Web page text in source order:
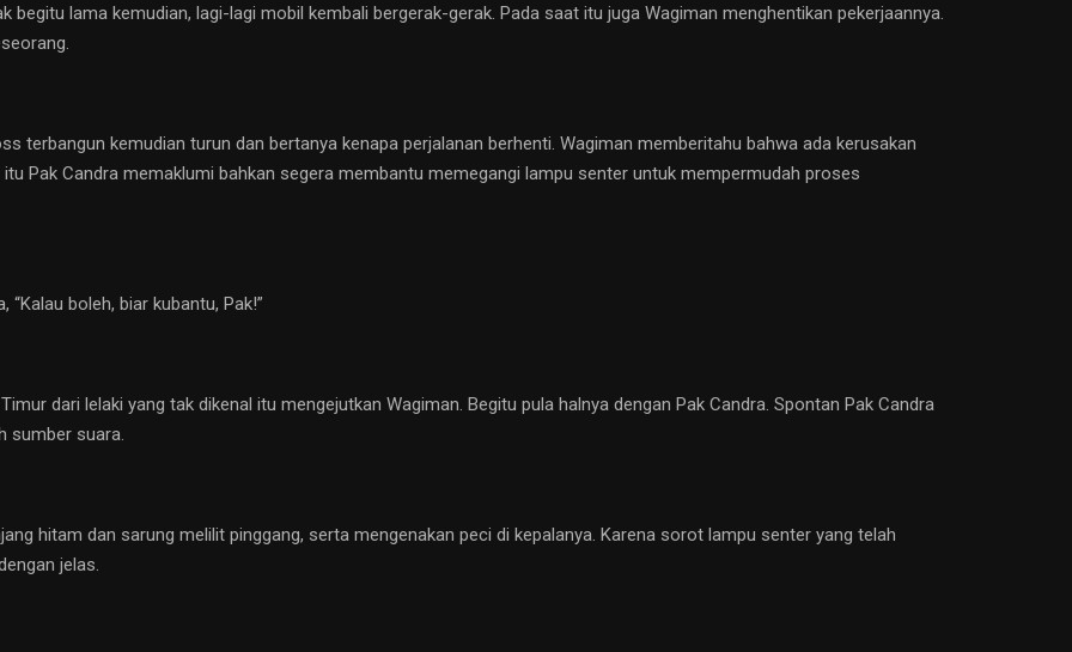
begitu lama kemudian, lagi-lagi mobil kembali bergerak-gerak. Pada saat itu juga Wagiman menghentikan pekerjaannya.
terbangun kemudian turun dan bertanya kenapa perjalanan berhenti. Wagiman memberitahu bahwa ada kerusakan
Pak Candra memaklumi bahkan segera membantu memegangi lampu senter untuk mempermudah proses
boleh, biar kubantu, Pak!”
dari lelaki yang tak dikenal itu mengejutkan Wagiman. Begitu pula halnya dengan Pak Candra. Spontan Pak Candra
sumber suara.
hitam dan sarung melilit pinggang, serta mengenakan peci di kepalanya. Karena sorot lampu senter yang telah
jelas.